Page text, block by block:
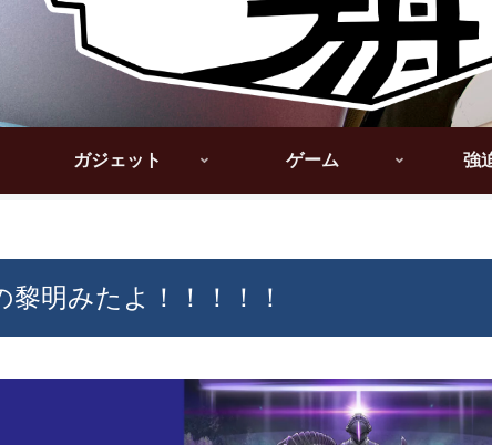
ガジェット ゲーム 強
明みたよ！！！！！